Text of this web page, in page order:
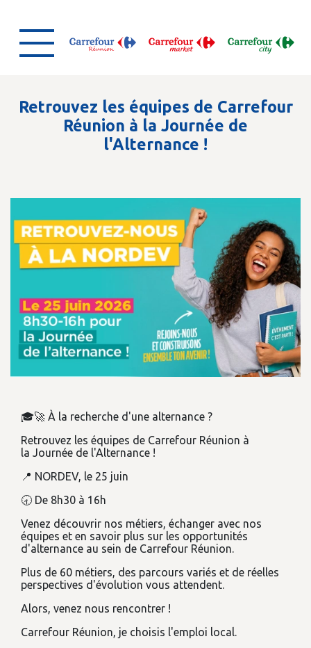
Retrouvez les équipes de Carrefour
Réunion à la Journée de
l'Alternance !
🎓🚀 À la recherche d'une alternance ?
Retrouvez les équipes de Carrefour Réunion à
la Journée de l'Alternance !
📍 NORDEV, le 25 juin
🕣 De 8h30 à 16h
Venez découvrir nos métiers, échanger avec nos
équipes et en savoir plus sur les opportunités
d'alternance au sein de Carrefour Réunion.
Plus de 60 métiers, des parcours variés et de réelles
perspectives d'évolution vous attendent.
Alors, venez nous rencontrer !
Carrefour Réunion, je choisis l'emploi local.